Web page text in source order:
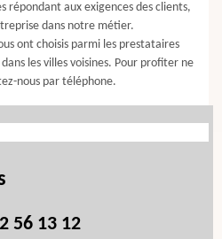
répondant aux exigences des clients,
dans notre métier.
ont choisis parmi les prestataires
les villes voisines. Pour profiter ne
nous par téléphone.
56 13 12